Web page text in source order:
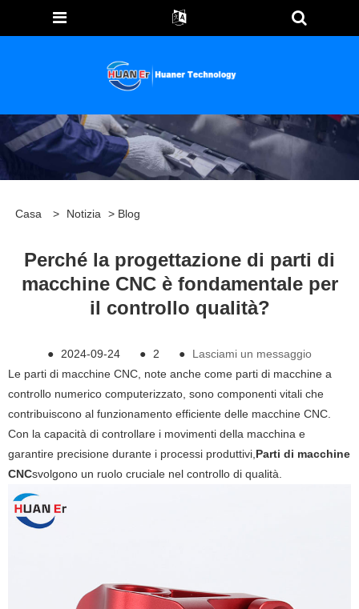
Casa > Notizia > Blog
Perché la progettazione di parti di
macchine CNC è fondamentale per
il controllo qualità?
● 2024-09-24 ● 2 ●
Lasciami un messaggio
Le parti di macchine CNC, note anche come parti di macchine a
controllo numerico computerizzato, sono componenti vitali che
contribuiscono al funzionamento efficiente delle macchine CNC.
Con la capacità di controllare i movimenti della macchina e
garantire precisione durante i processi produttivi, Parti di macchine
CNCsvolgono un ruolo cruciale nel controllo di qualità.